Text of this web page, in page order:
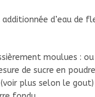
d’eau de
moulues :
de sucre en poudre
plus selon le gout)